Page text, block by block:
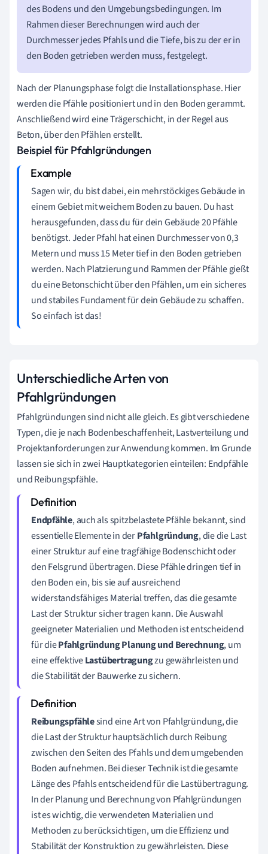
des Bodens und den Umgebungsbedingungen. Im
Rahmen dieser Berechnungen wird auch der
Durchmesser jedes Pfahls und die Tiefe, bis zu der er in
den Boden getrieben werden muss, festgelegt.
Nach der Planungsphase folgt die Installationsphase. Hier
werden die Pfähle positioniert und in den Boden gerammt.
Anschließend wird eine Trägerschicht, in der Regel aus
Beton, über den Pfählen erstellt.
Beispiel für Pfahlgründungen
Sagen wir, du bist dabei, ein mehrstöckiges Gebäude in
einem Gebiet mit weichem Boden zu bauen. Du hast
herausgefunden, dass du für dein Gebäude 20 Pfähle
benötigst. Jeder Pfahl hat einen Durchmesser von 0,3
Metern und muss 15 Meter tief in den Boden getrieben
werden. Nach Platzierung und Rammen der Pfähle gießt
du eine Betonschicht über den Pfählen, um ein sicheres
und stabiles Fundament für dein Gebäude zu schaffen.
So einfach ist das!
Unterschiedliche Arten von
Pfahlgründungen
Pfahlgründungen sind nicht alle gleich. Es gibt verschiedene
Typen, die je nach Bodenbeschaffenheit, Lastverteilung und
Projektanforderungen zur Anwendung kommen. Im Grunde
lassen sie sich in zwei Hauptkategorien einteilen: Endpfähle
und Reibungspfähle.
Endpfähle, auch als spitzbelastete Pfähle bekannt, sind
essentielle Elemente in derPfahlgründung, die die Last
einer Struktur auf eine tragfähige Bodenschicht oder
den Felsgrund übertragen. Diese Pfähle dringen tief in
den Boden ein, bis sie auf ausreichend
widerstandsfähiges Material treffen, das die gesamte
Last der Struktur sicher tragen kann. Die Auswahl
geeigneter Materialien und Methoden ist entscheidend
für diePfahlgründung Planung und Berechnung, um
eine effektiveLastübertragungzu gewährleisten und
die Stabilität der Bauwerke zu sichern.
Reibungspfählesind eine Art von Pfahlgründung, die
die Last der Struktur hauptsächlich durch Reibung
zwischen den Seiten des Pfahls und dem umgebenden
Boden aufnehmen. Bei dieser Technik ist die gesamte
Länge des Pfahls entscheidend für die Lastübertragung.
In der Planung und Berechnung von Pfahlgründungen
ist es wichtig, die verwendeten Materialien und
Methoden zu berücksichtigen, um die Effizienz und
Stabilität der Konstruktion zu gewährleisten. Diese